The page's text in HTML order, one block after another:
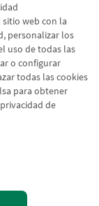
web con la
personalizar los
uso de todas las
o configurar
todas las cookies
para obtener
de